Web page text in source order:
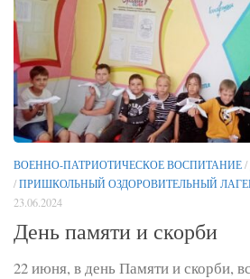
ВОЕННО-ПАТРИОТИЧЕСКОЕ ВОСПИТАНИЕ/
/ПРИШКОЛЬНЫЙ ОЗДОРОВИТЕЛЬНЫЙ
23.06.2024
День памяти и скорби
22 июня, в день Памяти и скорби,